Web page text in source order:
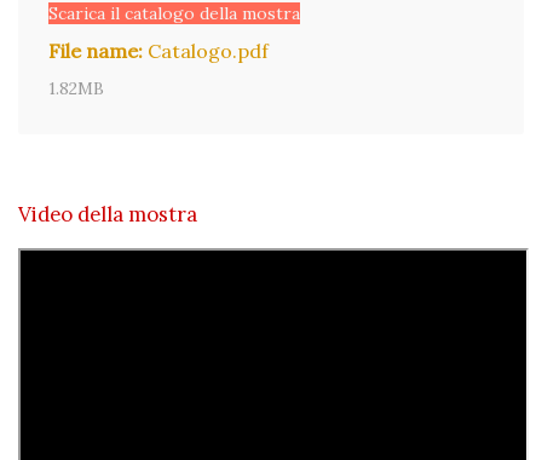
Scarica il catalogo della mostra
File name: Catalogo.pdf
1.82MB
Video della mostra